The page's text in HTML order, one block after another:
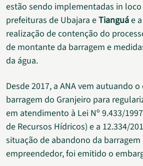
estão sendo implementadas in loco
prefeituras de Ubajara eTianguáe
realização de contenção do
de montante da barragem e
da água.
Desde 2017, a ANA vem autuando
barragem do Granjeiro para
em atendimento à Lei Nº 9.433/
de Recursos Hídricos) e a 12.334/
situação de abandono da barragem
empreendedor, foi emitido o